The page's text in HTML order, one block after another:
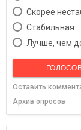
Скорее
Cтабильная
Лучше, чем
Оставить
Архив опросов